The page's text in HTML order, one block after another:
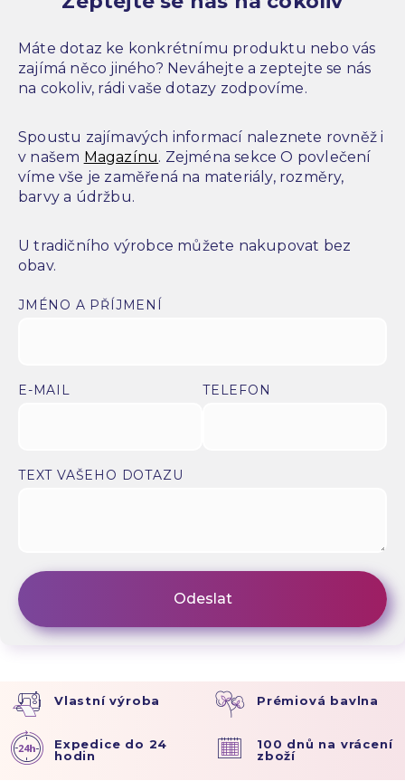
Máte dotaz ke konkrétnímu produktu nebo vás
zajímá něco jiného? Neváhejte a zeptejte se nás
na cokoliv, rádi vaše dotazy zodpovíme.
Spoustu zajímavých informací naleznete rovněž i
v našem Magazínu. Zejména sekce O povlečení
víme vše je zaměřená na materiály, rozměry,
barvy a údržbu.
U tradičního výrobce můžete nakupovat bez
obav.
JMÉNO A PŘÍJMENÍ
E-MAIL TELEFON
TEXT VAŠEHO DOTAZU
Vlastní výroba Prémiová bavlna
Expedice do 24
hodin
100 dnů na vrácení
zboží